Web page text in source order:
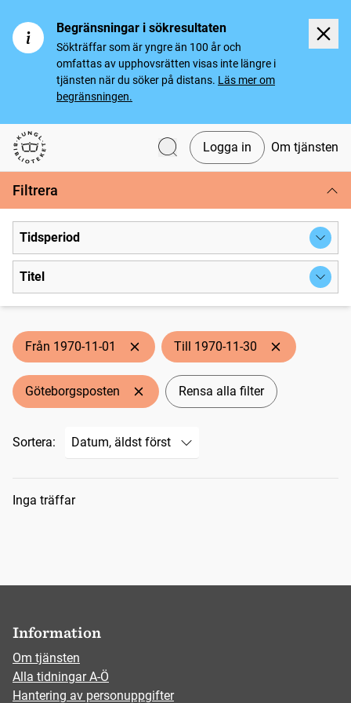
Begränsningar i sökresultaten
Sökträffar som är yngre än 100 år och
omfattas av upphovsrätten visas inte längre i
tjänsten när du söker på distans. Läs mer om
begränsningen.
Svenska tidningar
Logga in Om tjänsten
Filtrera
Tidsperiod
Titel
Från 1970-11-01 Till 1970-11-30
Göteborgsposten Rensa alla filter
Sortera:
Sökresultat
Inga träffar
Information
Om tjänsten
Alla tidningar A-Ö
Hantering av personuppgifter